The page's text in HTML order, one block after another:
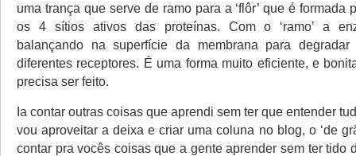
uma trança que serve de ramo para a ‘flôr’ que é formada
os 4 sítios ativos das proteínas. Com o ‘ramo’ a
balançando na superfície da membrana para degradar
diferentes receptores. É uma forma muito eficiente, e
precisa ser feito.
Ia contar outras coisas que aprendi sem ter que entender
vou aproveitar a deixa e criar uma coluna no blog, o ‘de
contar pra vocês coisas que a gente aprender sem ter tido